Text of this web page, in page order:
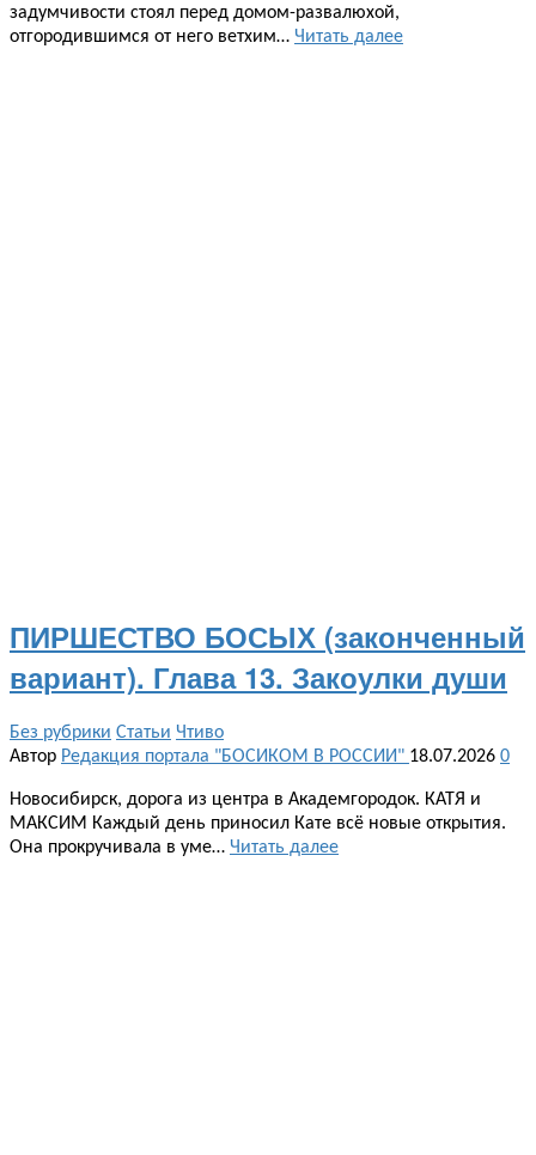
задумчивости стоял перед домом-развалюхой,
отгородившимся от него ветхим… Читать далее
ПИРШЕСТВО БОСЫХ (законченный
вариант). Глава 13. Закоулки души
Без рубрики Статьи Чтиво
Автор Редакция портала "БОСИКОМ В РОССИИ" 18.07.2026 0
Новосибирск, дорога из центра в Академгородок. КАТЯ и
МАКСИМ Каждый день приносил Кате всё новые открытия.
Она прокручивала в уме… Читать далее